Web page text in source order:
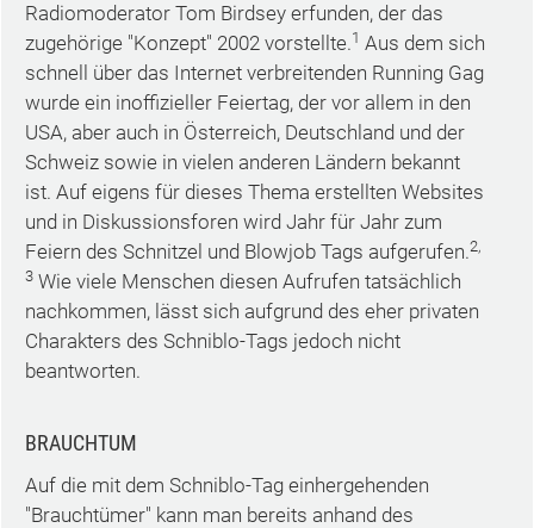
Radiomoderator Tom Birdsey erfunden, der das
zugehörige "Konzept" 2002 vorstellte.1 Aus dem sich
schnell über das Internet verbreitenden Running Gag
wurde ein inoffizieller Feiertag, der vor allem in den
USA, aber auch in Österreich, Deutschland und der
Schweiz sowie in vielen anderen Ländern bekannt
ist. Auf eigens für dieses Thema erstellten Websites
und in Diskussionsforen wird Jahr für Jahr zum
Feiern des Schnitzel und Blowjob Tags aufgerufen.2,
3Wie viele Menschen diesen Aufrufen tatsächlich
nachkommen, lässt sich aufgrund des eher privaten
Charakters des Schniblo-Tags jedoch nicht
beantworten.
BRAUCHTUM
Auf die mit dem Schniblo-Tag einhergehenden
"Brauchtümer" kann man bereits anhand des